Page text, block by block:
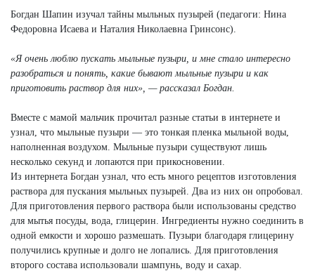
Богдан Шапин изучал тайны мыльных пузырей (педагоги: Нина
Федоровна Исаева и Наталия Николаевна Гринсонс).
«Я очень люблю пускать мыльные пузыри, и мне стало интересно
разобраться и понять, какие бывают мыльные пузыри и как
приготовить раствор для них», — рассказал Богдан.
Вместе с мамой мальчик прочитал разные статьи в интернете и
узнал, что мыльные пузыри — это тонкая пленка мыльной воды,
наполненная воздухом. Мыльные пузыри существуют лишь
несколько секунд и лопаются при прикосновении.
Из интернета Богдан узнал, что есть много рецептов изготовления
раствора для пускания мыльных пузырей. Два из них он опробовал.
Для приготовления первого раствора были использованы средство
для мытья посуды, вода, глицерин. Ингредиенты нужно соединить в
одной емкости и хорошо размешать. Пузыри благодаря глицерину
получились крупные и долго не лопались. Для приготовления
второго состава использовали шампунь, воду и сахар.